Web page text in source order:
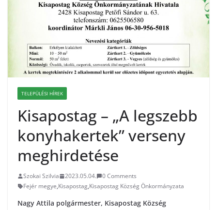
TELEPÜLÉSI HÍREK
Kisapostag – „A legszebb
konyhakertek” verseny
meghirdetése
Szokai Szilvia 2023.05.04.
0 Comments
Fejér megye,Kisapostag,Kisapostag Község Önkormányzata
Nagy Attila polgármester, Kisapostag Község